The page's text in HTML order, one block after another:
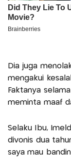
Dia juga
mengakui
Faktanya
meminta maaf
Selaku Ibu,
divonis dua
saya mau